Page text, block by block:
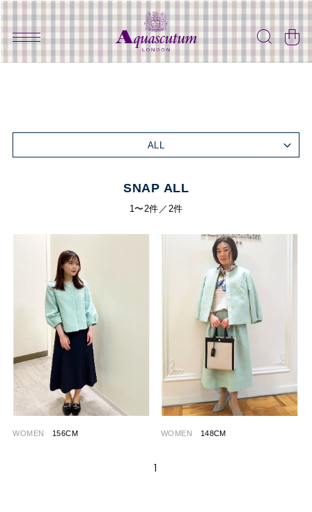
ALL
SNAP ALL
1〜2件／2件
WOMEN 156CM WOMEN 148CM
1